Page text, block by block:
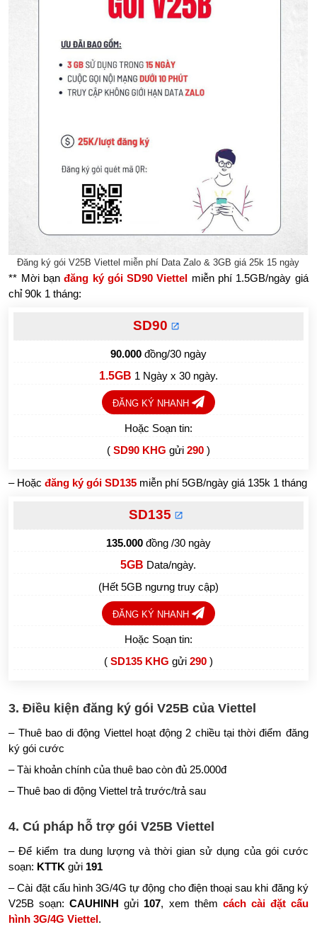
Đăng ký gói V25B Viettel miễn phí Data Zalo & 3GB giá 25k 15 ngày
** Mời bạnđăng ký gói SD90 Viettel miễn phí 1.5GB/ngày giá
chỉ 90k 1 tháng:
SD90
90.000đồng/30 ngày
1.5GB 1 Ngày x 30 ngày.
ĐĂNG KÝ NHANH
Hoặc Soạn tin:
( SD90 KHG gửi 290 )
– Hoặcđăng ký gói SD135 miễn phí 5GB/ngày giá 135k 1 tháng
SD135
135.000đồng /30 ngày
5GB Data/ngày.
(Hết 5GB ngưng truy cập)
ĐĂNG KÝ NHANH
Hoặc Soạn tin:
( SD135 KHG gửi 290 )
3. Điều kiện đăng ký gói V25B của Viettel
– Thuê bao di động Viettel hoạt động 2 chiều tại thời điểm đăng
ký gói cước
– Tài khoản chính của thuê bao còn đủ 25.000đ
– Thuê bao di động Viettel trả trước/trả sau
4. Cú pháp hỗ trợ gói V25B Viettel
– Để kiểm tra dung lượng và thời gian sử dụng của gói cước
soạn: KTTK gửi 191
– Cài đặt cấu hình 3G/4G tự động cho điện thoại sau khi đăng ký
V25B soạn:CAUHINH gửi 107, xem thêm cách cài đặt cấu
hình 3G/4G Viettel.